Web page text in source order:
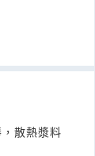
散熱漿料